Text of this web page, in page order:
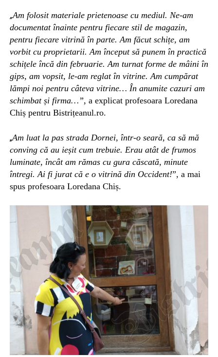
„Am folosit materiale prietenoase cu mediul. Ne-am
documentat înainte pentru fiecare stil de magazin,
pentru fiecare vitrină în parte. Am făcut schițe, am
vorbit cu proprietarii. Am început să punem în practică
schițele încă din februarie. Am turnat forme de mâini în
gips, am vopsit, le-am reglat în vitrine. Am cumpărat
lămpi noi pentru câteva vitrine… În anumite cazuri am
schimbat și firma…”, a explicat profesoara Loredana
Chiș pentru Bistrițeanul.ro.
„Am luat la pas strada Dornei, într-o seară, ca să mă
conving că au ieșit cum trebuie. Erau atât de frumos
luminate, încât am rămas cu gura căscată, minute
întregi. Ai fi jurat că e o vitrină din Occident!”, a mai
spus profesoara Loredana Chiș.